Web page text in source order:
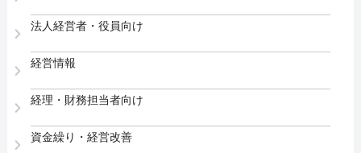
法人経営者・役員向け
経営情報
経理・財務担当者向け
資金繰り・経営改善